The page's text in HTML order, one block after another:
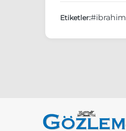
Etiketler:#ibrahim